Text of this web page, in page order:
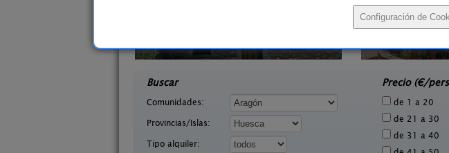
40 €
Casa
Buscar
Comunidades:
Provincias/Islas:
Tipo alquiler:
Precio (€/
de 1 a 20
de 21 a 30
de 31 a 40